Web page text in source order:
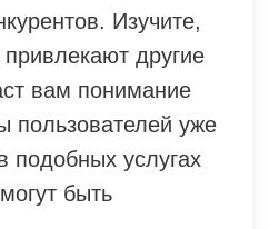
Изучите,
другие
вам понимание
пользователей уже
подобных услугах
быть